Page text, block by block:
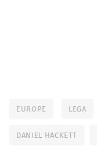
EUROPE LEGA
DANIEL HACKETT